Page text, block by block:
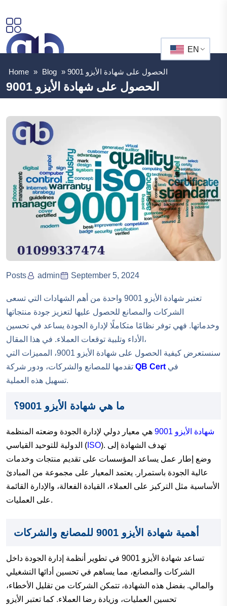
EN
Home » Blog » الحصول على شهادة الأيزو 9001
الحصول على شهادة الأيزو 9001
Posts admin September 5, 2024
تعتبر شهادة الأيزو 9001 واحدة من أهم الشهادات التي تسعى
الشركات والمصانع للحصول عليها لتعزيز جودة منتجاتها
وخدماتها. فهي توفر نظامًا متكاملًا لإدارة الجودة يساعد في تحسين
الأداء وتلبية توقعات العملاء. في هذا المقال،
سنستعرض كيفية الحصول على شهادة الأيزو 9001، المميزات التي
QB Cert في
تسهيل هذه العملية.
ما هي شهادة الأيزو 9001؟
شهادة الأيزو 9001
هي معيار دولي لإدارة الجودة وضعته المنظمة
الدولية للتوحيد القياسي ( ISO
). تهدف الشهادة إلى
وضع إطار عمل يساعد المؤسسات على تقديم منتجات وخدمات
عالية الجودة باستمرار. يعتمد المعيار على مجموعة من المبادئ
الأساسية مثل التركيز على العملاء، القيادة الفعالة، والإدارة القائمة
على العمليات.
أهمية شهادة الأيزو 9001 للمصانع والشركات
تساعد شهادة الأيزو 9001 في تطوير أنظمة إدارة الجودة داخل
الشركات والمصانع، مما يساهم في تحسين أدائها التشغيلي
والمالي. بفضل هذه الشهادة، تتمكن الشركات من تقليل الأخطاء،
تحسين العمليات، وزيادة رضا العملاء. كما تعتبر الأيزو